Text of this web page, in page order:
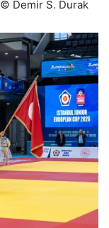
© Demir S. Durak